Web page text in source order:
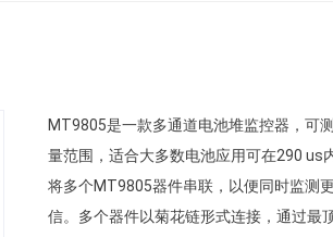
MT9805是一款多通道电池堆监控器，可
量范围，适合大多数电池应用可在290 us
将多个MT9805器件串联，以便同时监测
信。多个器件以菊花链形式连接，通过最